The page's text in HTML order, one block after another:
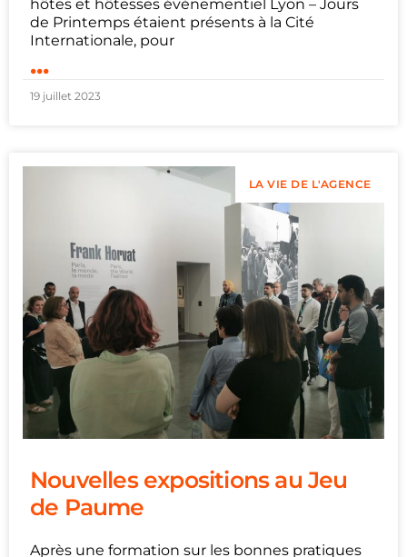
hôtes et hôtesses évènementiel Lyon – Jours
de Printemps étaient présents à la Cité
Internationale, pour
...
19 juillet 2023
LA VIE DE L'AGENCE
Nouvelles expositions au Jeu
de Paume
Après une formation sur les bonnes pratiques